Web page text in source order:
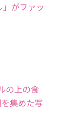
がファッ
の上の食
集めた写